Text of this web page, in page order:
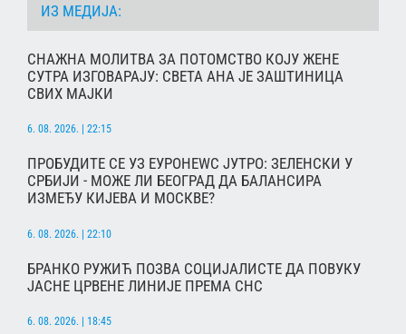
ИЗ МЕДИЈА:
СНАЖНА МОЛИТВА ЗА ПОТОМСТВО КОЈУ ЖЕНЕ
СУТРА ИЗГОВАРАЈУ: СВЕТА АНА ЈЕ ЗАШТИНИЦА
СВИХ МАЈКИ
6. 08. 2026. | 22:15
ПРОБУДИТЕ СЕ УЗ ЕУРОНЕWС ЈУТРО: ЗЕЛЕНСКИ У
СРБИЈИ - МОЖЕ ЛИ БЕОГРАД ДА БАЛАНСИРА
ИЗМЕЂУ КИЈЕВА И МОСКВЕ?
6. 08. 2026. | 22:10
БРАНКО РУЖИЋ ПОЗВА СОЦИЈАЛИСТЕ ДА ПОВУКУ
ЈАСНЕ ЦРВЕНЕ ЛИНИЈЕ ПРЕМА СНС
6. 08. 2026. | 18:45